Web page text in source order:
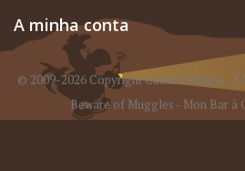
A minha conta
© 2009-2026 Copyright CacheBoutique -
Beware of Muggles - Mon Bar à